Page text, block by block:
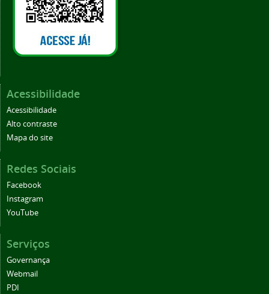
Acessibilidade
Acessibilidade
Alto contraste
Mapa do site
Redes Sociais
Facebook
Instagram
YouTube
Serviços
Governança
Webmail
PDI